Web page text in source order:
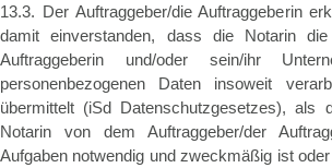
13.3. Der Auftraggeber/die Auftraggeberin
damit einverstanden, dass die Notarin die
Auftraggeberin und/oder sein/ihr
personenbezogenen Daten insoweit
übermittelt (iSd Datenschutzgesetzes), als
Notarin von dem Auftraggeber/der
Aufgaben notwendig und zweckmäßig ist